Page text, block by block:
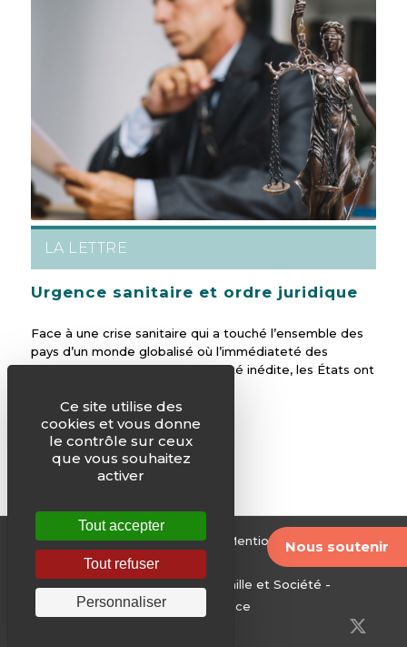
Nous soutenir
LA LETTRE
Urgence sanitaire et ordre juridique
Face à une crise sanitaire qui a touché l’ensemble des
pays d’un monde globalisé où l’immédiateté des
communications crée une ubiquité inédite, les États ont
© Justice & Paix -Plan du site Mentions légales-
Edité par le Service National Famille et Société -
Conférence des évêques de France
Ce site utilise des
cookies et vous donne
le contrôle sur ceux
que vous souhaitez
activer
Tout accepter
Tout refuser
Personnaliser